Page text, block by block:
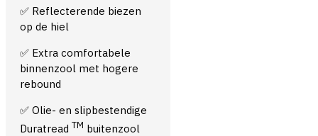
✅ Reflecterende biezen
op de hiel
✅ Extra comfortabele
binnenzool met hogere
rebound
✅ Olie- en slipbestendige
Duratread TM buitenzool